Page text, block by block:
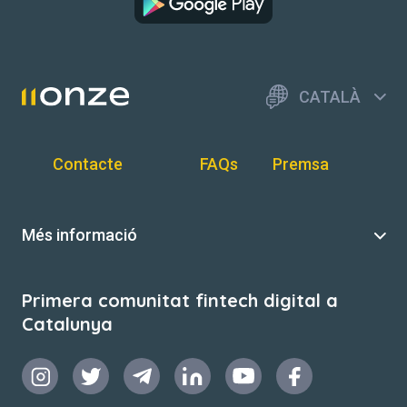
CATALÀ
Contacte FAQs Premsa
Més informació
Primera comunitat fintech digital a
Catalunya